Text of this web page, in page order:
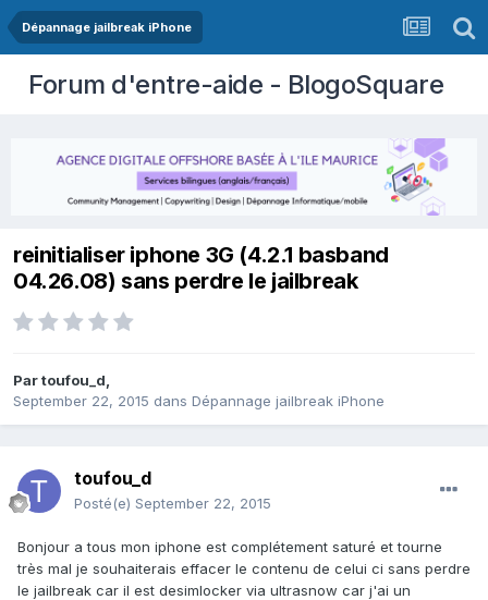
Dépannage jailbreak iPhone
Forum d'entre-aide - BlogoSquare
reinitialiser iphone 3G (4.2.1 basband
04.26.08) sans perdre le jailbreak
Partoufou_d
September 22, 2015 dans Dépannage jailbreak iPhone
toufou_d
Posté(e) September 22, 2015
Bonjour a tous mon iphone est complétement saturé et tourne
très mal je souhaiterais effacer le contenu de celui ci sans perdre
le jailbreak car il est desimlocker via ultrasnow car j'ai un